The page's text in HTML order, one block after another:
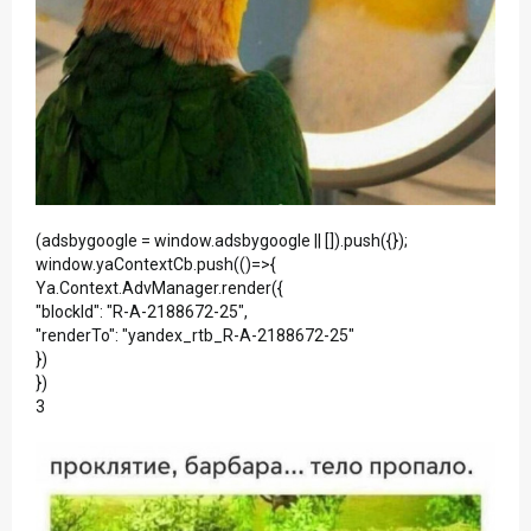
(adsbygoogle = window.adsbygoogle || []).push({});
window.yaContextCb.push(()=>{
Ya.Context.AdvManager.render({
"blockId": "R-A-2188672-25",
"renderTo": "yandex_rtb_R-A-2188672-25"
})
})
3